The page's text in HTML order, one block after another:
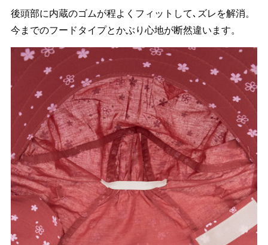
後頭部に内蔵のゴムが程よくフィットして､ズレを解消。
今までのフードタイプとかぶり心地が断然違います。